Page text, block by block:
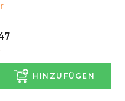
HINZUFÜGEN